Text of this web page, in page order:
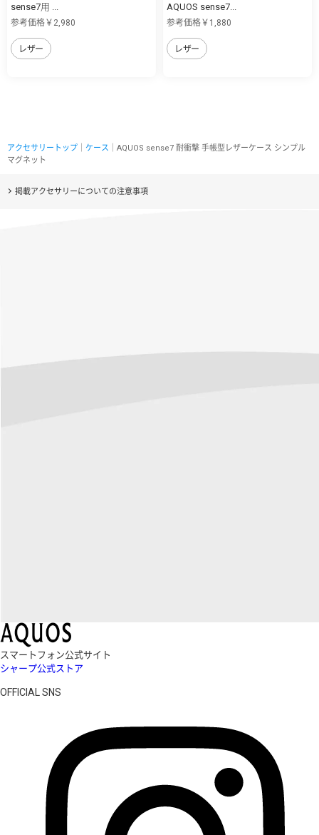
sense7用 ...
参考価格￥2,980
レザー
AQUOS sense7...
参考価格￥1,880
レザー
アクセサリートップ ケース ｜AQUOS sense7 耐衝撃 手帳型レザーケース シンプル
マグネット
掲載アクセサリーについての注意事項
スマートフォン公式サイト
シャープ公式ストア
OFFICIAL SNS